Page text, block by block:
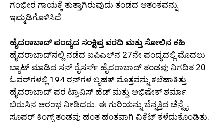
ಗಂಭೀರ ಗಾಯಕ್ಕೆ ತುತ್ತಾಗಿರುವುದು ತಂಡದ ಆತಂಕವನ್ನು
ಇಮ್ಮಡಿಗೊಳಿಸಿದೆ.
ಹೈದರಾಬಾದ್ ಪಂದ್ಯದ ಸಂಕ್ಷಿಪ್ತ ವರದಿ ಮತ್ತು ಸೋಲಿನ ಕಹಿ
ಹೈದರಾಬಾದ್‌ನಲ್ಲಿ ನಡೆದ ಐಪಿಎಲ್‌ನ 27ನೇ ಪಂದ್ಯದಲ್ಲಿ ಮೊದಲು
ಬ್ಯಾಟ್ ಮಾಡಿದ ಸನ್ ರೈಸರ್ಸ್ ಹೈದರಾಬಾದ್ ತಂಡವು ನಿಗದಿತ 20
ಓವರ್‌ಗಳಲ್ಲಿ 194 ರನ್‌ಗಳ ಬೃಹತ್ ಮೊತ್ತವನ್ನು ಕಲೆಹಾಕಿತ್ತು.
ಹೈದರಾಬಾದ್ ಪರ ಟ್ರಾವಿಸ್ ಹೆಡ್ ಮತ್ತು ಅಭಿಷೇಕ್ ಶರ್ಮಾ
ಬಿರುಸಿನ ಆರಂಭ ನೀಡಿದರು. ಈ ಗುರಿಯನ್ನು ಬೆನ್ನತ್ತಿದ ಚೆನ್ನೈ
ಸೂಪರ್ ಕಿಂಗ್ಸ್ ತಂಡವು ಹಂತ ಹಂತವಾಗಿ ವಿಕೆಟ್ ಕಳೆದುಕೊಂಡಿತು.